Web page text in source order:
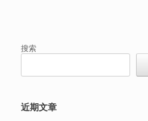
搜索
近期文章